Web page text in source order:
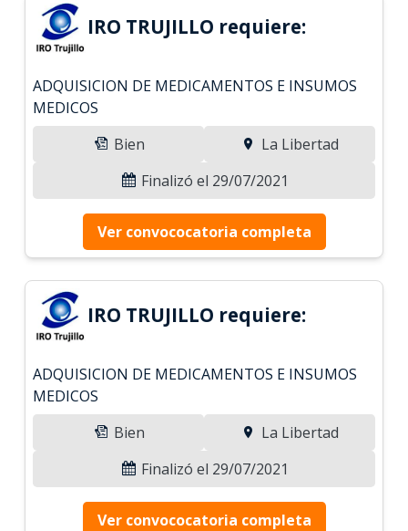
IRO TRUJILLO requiere:
ADQUISICION DE MEDICAMENTOS E INSUMOS
MEDICOS
Bien
La Libertad
Finalizó el 29/07/2021
Ver convococatoria completa
IRO TRUJILLO requiere:
ADQUISICION DE MEDICAMENTOS E INSUMOS
MEDICOS
Bien
La Libertad
Finalizó el 29/07/2021
Ver convococatoria completa